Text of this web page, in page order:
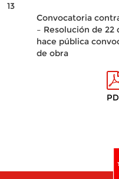
13
Convocatoria
– Resolución de 22
hace pública
de obra